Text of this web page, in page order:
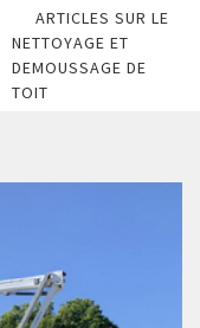
ARTICLES SUR LE
NETTOYAGE ET
DEMOUSSAGE DE
TOIT